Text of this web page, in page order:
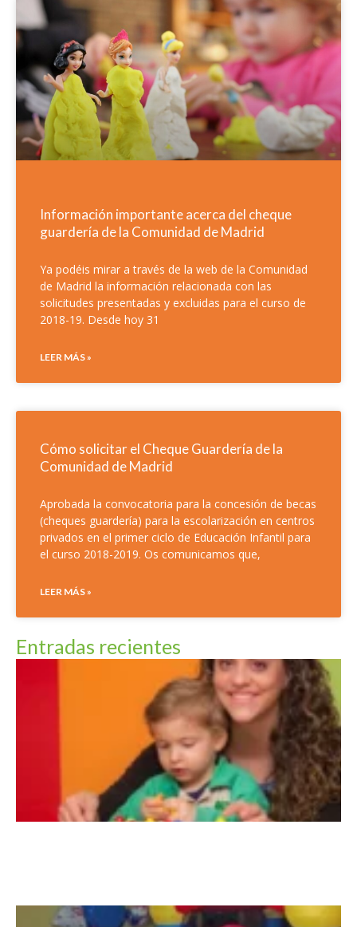
Información importante acerca del cheque
guardería de la Comunidad de Madrid
Ya podéis mirar a través de la web de la Comunidad
de Madrid la información relacionada con las
solicitudes presentadas y excluidas para el curso de
2018-19. Desde hoy 31
LEER MÁS »
Cómo solicitar el Cheque Guardería de la
Comunidad de Madrid
Aprobada la convocatoria para la concesión de becas
(cheques guardería) para la escolarización en centros
privados en el primer ciclo de Educación Infantil para
el curso 2018-2019. Os comunicamos que,
LEER MÁS »
Entradas recientes